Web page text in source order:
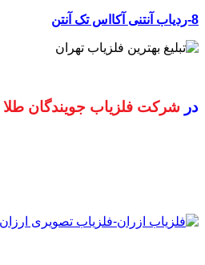
8-ردیاب آنتنی آکااس تک آنتن
در شرکت فلزیاب جویندگان طلا